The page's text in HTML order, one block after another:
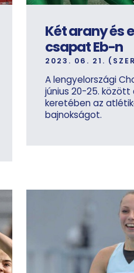
Két arany és
csapat Eb-n
2023. 06. 21.
A lengyelországi
június 20-25. között
keretében az
bajnokságot.